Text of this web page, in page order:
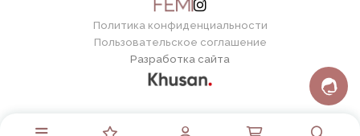
Политика конфиденциальности
Пользовательское соглашение
Разработка сайта